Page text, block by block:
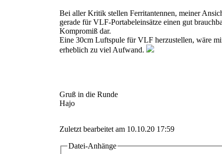
Bei aller Kritik stellen Ferritantennen, meiner
gerade für VLF-Portabeleinsätze einen gut
Kompromiß dar.
Eine 30cm Luftspule für VLF herzustellen, wäre
erheblich zu viel Aufwand.
Gruß in die Runde
Hajo
Zuletzt bearbeitet am 10.10.20 17:59
Datei-Anhänge